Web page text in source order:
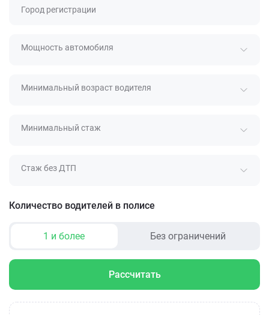
Город регистрации
Мощность автомобиля
Минимальный возраст водителя
Минимальный стаж
Стаж без ДТП
Количество водителей в полисе
1 и более Без ограничений
Рассчитать